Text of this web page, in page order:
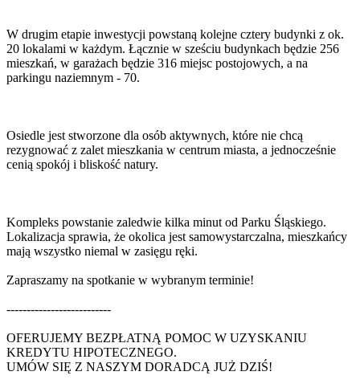
W drugim etapie inwestycji powstaną kolejne cztery budynki z ok.
20 lokalami w każdym. Łącznie w sześciu budynkach będzie 256
mieszkań, w garażach będzie 316 miejsc postojowych, a na
parkingu naziemnym - 70.
Osiedle jest stworzone dla osób aktywnych, które nie chcą
rezygnować z zalet mieszkania w centrum miasta, a jednocześnie
cenią spokój i bliskość natury.
Kompleks powstanie zaledwie kilka minut od Parku Śląskiego.
Lokalizacja sprawia, że okolica jest samowystarczalna, mieszkańcy
mają wszystko niemal w zasięgu ręki.
Zapraszamy na spotkanie w wybranym terminie!
--------------------------
OFERUJEMY BEZPŁATNĄ POMOC W UZYSKANIU
KREDYTU HIPOTECZNEGO.
UMÓW SIĘ Z NASZYM DORADCĄ JUŻ DZIŚ!